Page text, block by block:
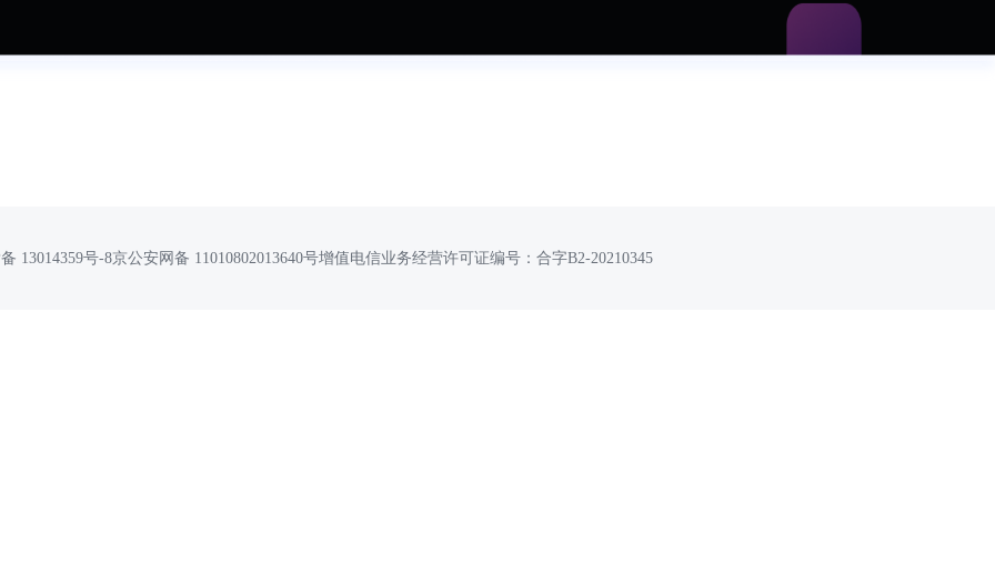
13014359号-8京公安网备 11010802013640号增值电信业务经营许可证编号：合字B2-20210345